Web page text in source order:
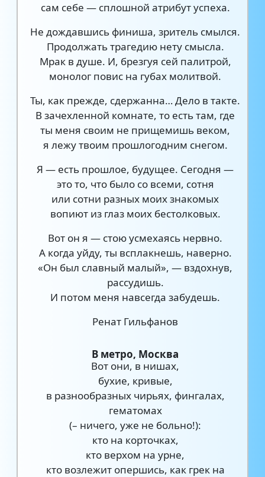
сам себе — сплошной атрибут успеха.
Не дождавшись финиша, зритель смылся.
Продолжать трагедию нету смысла.
Мрак в душе. И, брезгуя сей палитрой,
монолог повис на губах молитвой.
Ты, как прежде, сдержанна… Дело в такте.
В зачехленной комнате, то есть там, где
ты меня своим не прищемишь веком,
я лежу твоим прошлогодним снегом.
Я — есть прошлое, будущее. Сегодня —
это то, что было со всеми, сотня
или сотни разных моих знакомых
вопиют из глаз моих бестолковых.
Вот он я — стою усмехаясь нервно.
А когда уйду, ты всплакнешь, наверно.
«Он был славный малый», — вздохнув,
рассудишь.
И потом меня навсегда забудешь.
Ренат Гильфанов
В метро, Москва
Вот они, в нишах,
бухие, кривые,
в разнообразных чирьях, фингалах,
гематомах
(– ничего, уже не больно!):
кто на корточках,
кто верхом на урне,
кто возлежит опершись, как грек на